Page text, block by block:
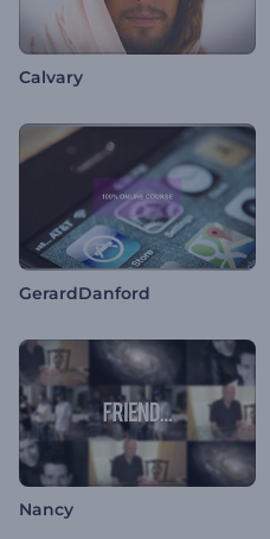
Calvary
GerardDanford
Nancy